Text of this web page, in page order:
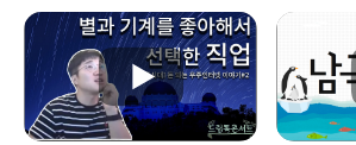
온라인 드림톡 콘서트
우주시대! 돈 되는 우주 인터넷 이야기
강연자 스페이스 빔 김태우 선임연구원님
2022 ~ 현재 (주)스페이스빔
2018 ~ 2020 충북대학교 천문우주학 박사 수료